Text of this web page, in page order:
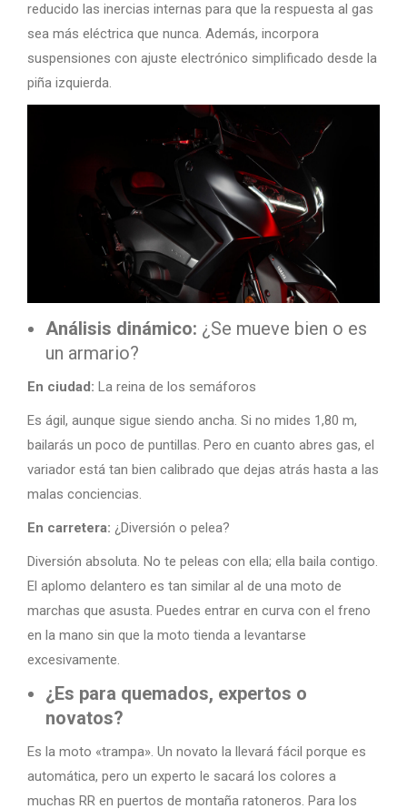
reducido las inercias internas para que la respuesta al gas
sea más eléctrica que nunca. Además, incorpora
suspensiones con ajuste electrónico simplificado desde la
piña izquierda.
Análisis dinámico: ¿Se mueve bien o es
un armario?
En ciudad: La reina de los semáforos
Es ágil, aunque sigue siendo ancha. Si no mides 1,80 m,
bailarás un poco de puntillas. Pero en cuanto abres gas, el
variador está tan bien calibrado que dejas atrás hasta a las
malas conciencias.
En carretera: ¿Diversión o pelea?
Diversión absoluta. No te peleas con ella; ella baila contigo.
El aplomo delantero es tan similar al de una moto de
marchas que asusta. Puedes entrar en curva con el freno
en la mano sin que la moto tienda a levantarse
excesivamente.
¿Es para quemados, expertos o
novatos?
Es la moto «trampa». Un novato la llevará fácil porque es
automática, pero un experto le sacará los colores a
muchas RR en puertos de montaña ratoneros. Para los